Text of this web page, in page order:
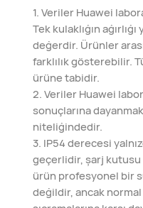
1. Veriler Huawei
Tek kulaklığın
değerdir. Ürünler
farklılık gösterebilir.
ürüne tabidir.
2. Veriler Huawei
sonuçlarına
niteliğindedir.
3. IP54 derecesi
geçerlidir, şarj
ürün profesyonel bir
değildir, ancak normal